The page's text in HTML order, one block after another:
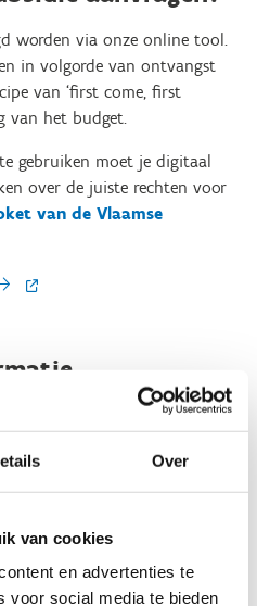
Over
van cookies
en advertenties te
voor social media te bieden
worden via onze online tool.
in volgorde van ontvangst
van ‘first come, first
van het budget.
gebruiken moet je digitaal
over de juiste rechten voor
van de Vlaamse
voldoen? Hoe vraag ik de
subsidies aanvragen?
georganiseerd over
decreet. Als extra info kan
sessies alsook veelgestelde